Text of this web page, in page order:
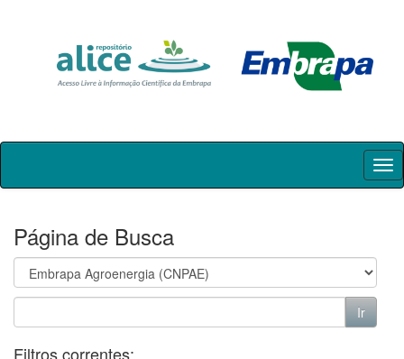
Skip
Página de Busca
Filtros correntes: